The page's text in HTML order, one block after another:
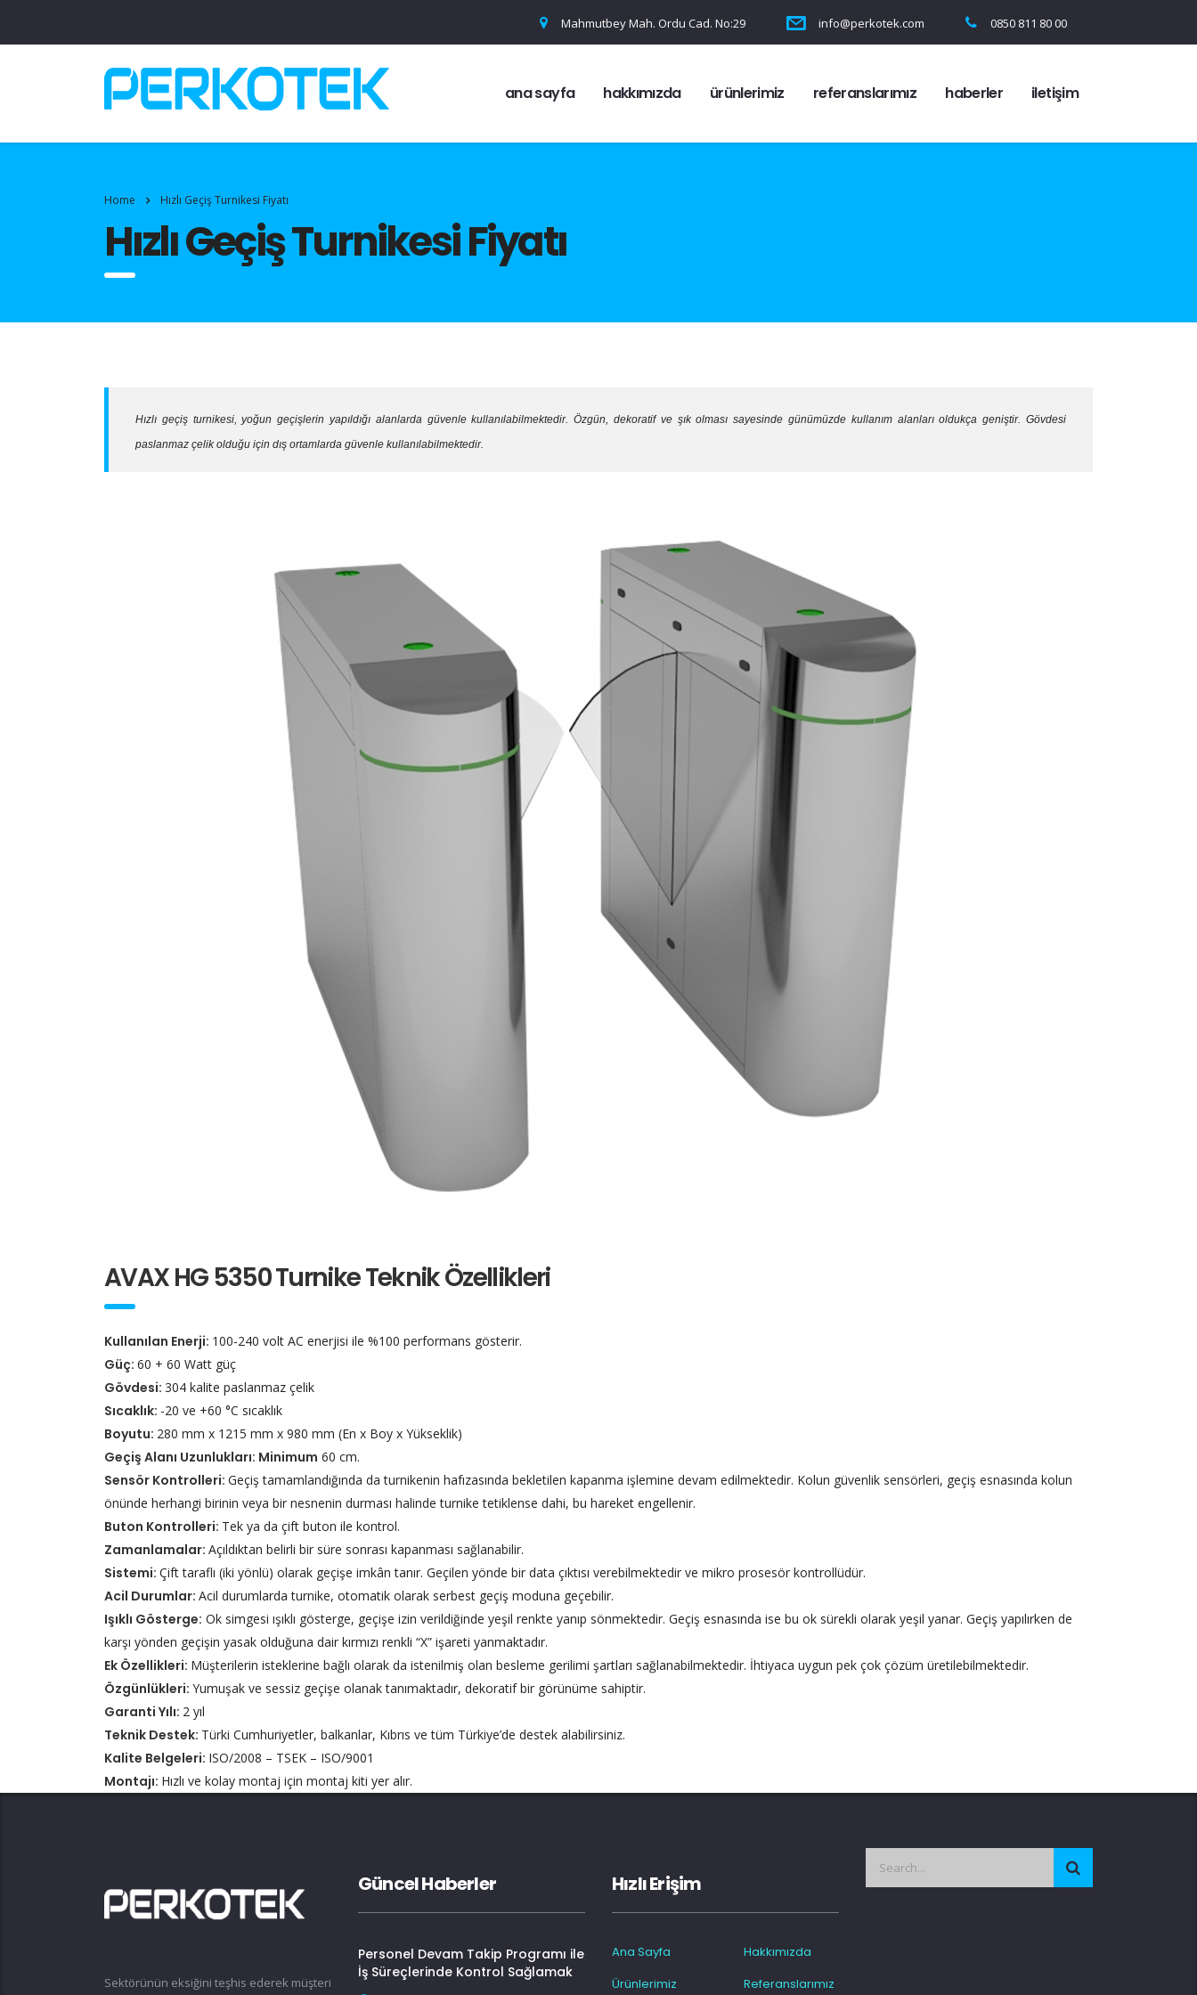
Mahmutbey Mah. Ordu Cad. No:29 info@perkotek.com 0850 811 80 00
ana sayfa hakkımızda ürünlerimiz referanslarımız haberler i̇letişim
Home Hızlı Geçiş Turnikesi Fiyatı
Hızlı Geçiş Turnikesi Fiyatı
Hızlı geçiş turnikesi, yoğun geçişlerin yapıldığı alanlarda güvenle kullanılabilmektedir. Özgün, dekoratif ve şık olması sayesinde günümüzde kullanım alanları oldukça geniştir. Gövdesi
paslanmaz çelik olduğu için dış ortamlarda güvenle kullanılabilmektedir.
AVAX HG 5350 Turnike Teknik Özellikleri
Kullanılan Enerji: 100-240 volt AC enerjisi ile %100 performans gösterir.
Güç: 60 + 60 Watt güç
Gövdesi: 304 kalite paslanmaz çelik
Sıcaklık: -20 ve +60 °C sıcaklık
Boyutu: 280 mm x 1215 mm x 980 mm (En x Boy x Yükseklik)
Geçiş Alanı Uzunlukları: Minimum 60 cm.
Sensör Kontrolleri: Geçiş tamamlandığında da turnikenin hafızasında bekletilen kapanma işlemine devam edilmektedir. Kolun güvenlik sensörleri, geçiş esnasında kolun
önünde herhangi birinin veya bir nesnenin durması halinde turnike tetiklense dahi, bu hareket engellenir.
Buton Kontrolleri: Tek ya da çift buton ile kontrol.
Zamanlamalar: Açıldıktan belirli bir süre sonrası kapanması sağlanabilir.
Sistemi: Çift taraflı (iki yönlü) olarak geçişe imkân tanır. Geçilen yönde bir data çıktısı verebilmektedir ve mikro prosesör kontrollüdür.
Acil Durumlar: Acil durumlarda turnike, otomatik olarak serbest geçiş moduna geçebilir.
Işıklı Gösterge: Ok simgesi ışıklı gösterge, geçişe izin verildiğinde yeşil renkte yanıp sönmektedir. Geçiş esnasında ise bu ok sürekli olarak yeşil yanar. Geçiş yapılırken de
karşı yönden geçişin yasak olduğuna dair kırmızı renkli “X” işareti yanmaktadır.
Ek Özellikleri: Müşterilerin isteklerine bağlı olarak da istenilmiş olan besleme gerilimi şartları sağlanabilmektedir. İhtiyaca uygun pek çok çözüm üretilebilmektedir.
Özgünlükleri: Yumuşak ve sessiz geçişe olanak tanımaktadır, dekoratif bir görünüme sahiptir.
Garanti Yılı: 2 yıl
Teknik Destek: Türki Cumhuriyetler, balkanlar, Kıbrıs ve tüm Türkiye’de destek alabilirsiniz.
Kalite Belgeleri: ISO/2008 – TSEK – ISO/9001
Montajı: Hızlı ve kolay montaj için montaj kiti yer alır.
Sektörünün eksiğini teşhis ederek müşteri
Güncel Haberler
Personel Devam Takip Programı ile
İş Süreçlerinde Kontrol Sağlamak
Hızlı Erişim
Ana Sayfa
Hakkımızda
Ürünlerimiz
Referanslarımız